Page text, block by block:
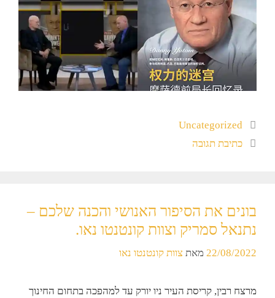
Uncategorized
כתיבת תגובה
בונים את הסיפור האנושי והכנה שלכם –
נתנאל סמריק וצוות קונטנטו נאו.
22/08/2022 מאת צוות קונטנטו נאו
מרצח רבין, קריסת העיר ניו יורק עד למהפכה בתחום החינוך